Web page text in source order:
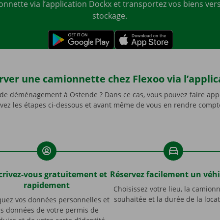
via l’application Dockx et transportez vos biens
stockage.
une camionnette chez Flexoo via
déménagement à Ostende ? Dans ce cas, vous pouvez faire
les étapes ci-dessous et avant même de vous en rendre
vous gratuitement et
rapidement
vos données personnelles et
données de votre permis de
Réservez facilement un
Choisissez votre lieu, la
souhaitée et la durée de la